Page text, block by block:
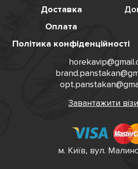
Доставка
Оплата
Політика конфіденційності
Завантажити
м. Київ, вул.